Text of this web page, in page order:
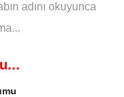
adını okuyunca